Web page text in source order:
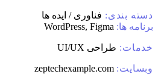
دسته بندی:فناوری / ایده ها
برنامه ها:WordPress, Figma
خدمات:طراحی UI/UX
وبسایت:zeptechexample.com